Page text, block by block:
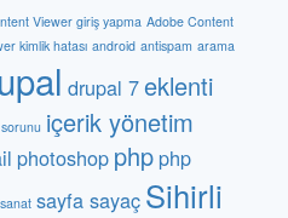
Viewer giriş yapma Adobe Content
kimlik hatası android antispam arama
drupal 7eklenti
içerik yönetim
photoshop php php
sanat sayfa sayaç Sihirli